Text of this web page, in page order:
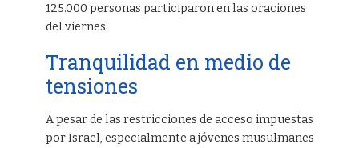
125.000 personas participaron en las oraciones
del viernes.
Tranquilidad en medio de
tensiones
A pesar de las restricciones de acceso impuestas
por Israel, especialmente a jóvenes musulmanes